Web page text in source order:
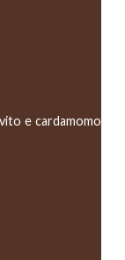
e cardamomo